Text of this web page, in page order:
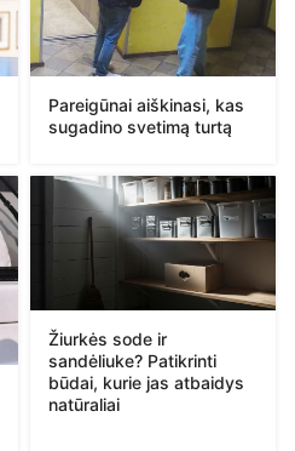
Pareigūnai aiškinasi, kas
sugadino svetimą turtą
Žiurkės sode ir
sandėliuke? Patikrinti
būdai, kurie jas atbaidys
natūraliai